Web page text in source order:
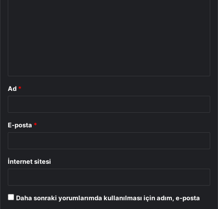
Ad *
E-posta *
İnternet sitesi
Daha sonraki yorumlarımda kullanılması için adım, e-posta